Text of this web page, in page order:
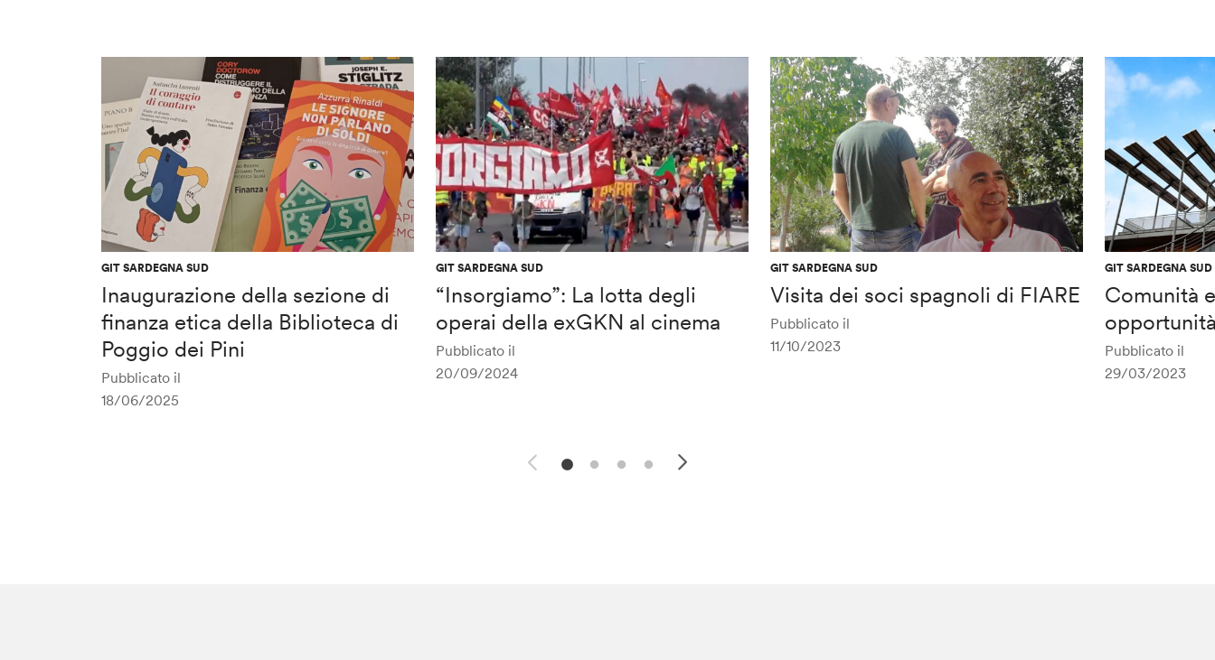
GIT SARDEGNA SUD
Inaugurazione della sezione di
finanza etica della Biblioteca di
Poggio dei Pini
Pubblicato il
18/06/2025
GIT SARDEGNA SUD
“Insorgiamo”: La lotta degli
operai della exGKN al cinema
Pubblicato il
20/09/2024
GIT SARDEGNA SUD
Visita dei soci spagnoli di FIARE
Pubblicato il
11/10/2023
GIT SARDEGNA SUD
Comunità
Pubblicato il
29/03/2023